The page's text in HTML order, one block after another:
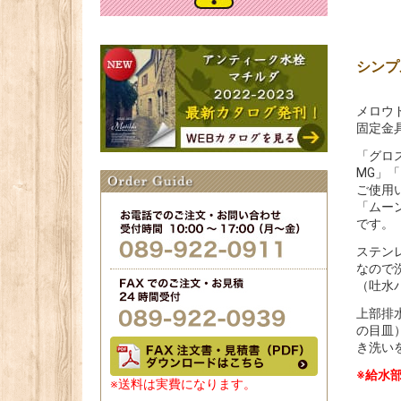
※送料は実費になります。
シン
メロウ
固定金
「グ
MG」
ご使用
「ム
です。
ステン
なので
（吐
上部排
の目皿
き洗い
※給水